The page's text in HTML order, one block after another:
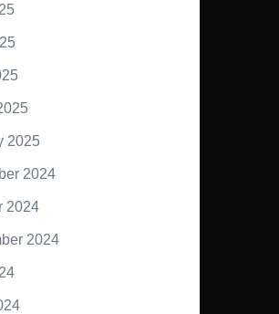
2025
2024
2024
2024